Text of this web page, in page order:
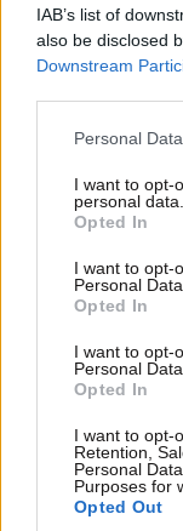
IAB’s list of
also be disclosed
Downstream
Please note that
not limited to your
grant or deny
use your data for
consent section.
Personal
I want to opt-
personal data.
Opted In
I want to opt-
Personal Data.
Opted In
I want to opt-
Personal
Opted In
I want to opt-
Retention,
Personal
Purposes for
Opted Out
Xountalas
Απαντήστε
Stilitis
culture.